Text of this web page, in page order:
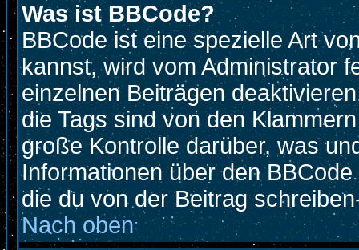
Was ist BBCode?
BBCode ist eine spezielle Art
kannst, wird vom Administrator
einzelnen Beiträgen
die Tags sind von den
große Kontrolle darüber, was
Informationen über den
die du von der Beitrag
Nach oben